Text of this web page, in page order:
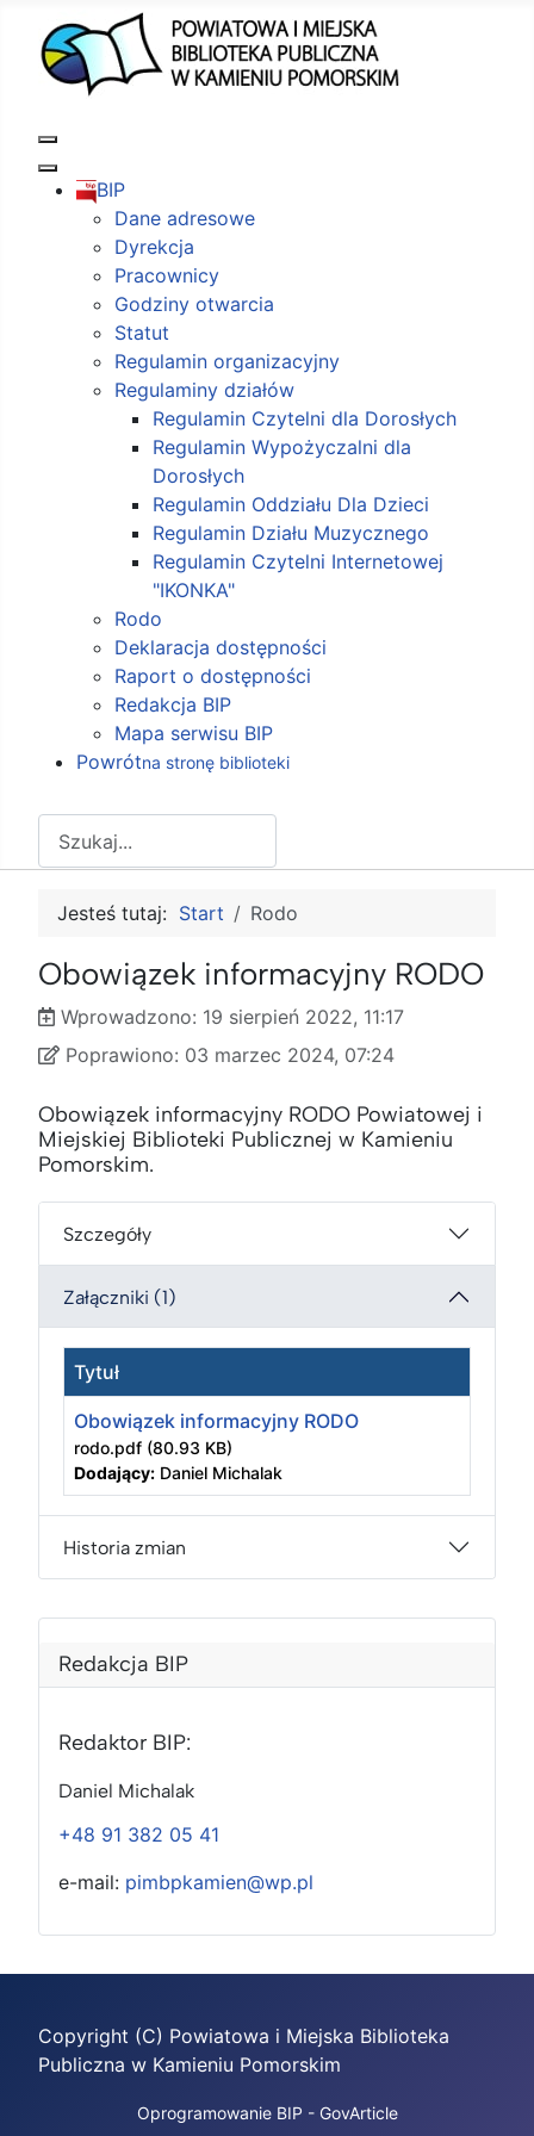
BIP
Dane adresowe
Dyrekcja
Pracownicy
Godziny otwarcia
Statut
Regulamin organizacyjny
Regulaminy działów
Regulamin Czytelni dla Dorosłych
Regulamin Wypożyczalni dla
Dorosłych
Regulamin Oddziału Dla Dzieci
Regulamin Działu Muzycznego
Regulamin Czytelni Internetowej
"IKONKA"
Rodo
Deklaracja dostępności
Raport o dostępności
Redakcja BIP
Mapa serwisu BIP
Powrótna stronę biblioteki
Redakcja BIP
Redaktor BIP:
Daniel Michalak
+48 91 382 05 41
e-mail: pimbpkamien@wp.pl
Jesteś tutaj: Start Rodo
Obowiązek informacyjny RODO
Wprowadzono
Wprowadzono: 19 sierpień 2022, 11:17
Poprawiono
Poprawiono: 03 marzec 2024, 07:24
Obowiązek informacyjny RODO Powiatowej i
Miejskiej Biblioteki Publicznej w Kamieniu
Pomorskim.
Szczegóły
Załączniki (1)
Tytuł
Obowiązek informacyjny RODO
rodo.pdf (80.93 KB)
Dodający: Daniel Michalak
Historia zmian
Copyright (C) Powiatowa i Miejska Biblioteka
Publiczna w Kamieniu Pomorskim
Oprogramowanie BIP - GovArticle